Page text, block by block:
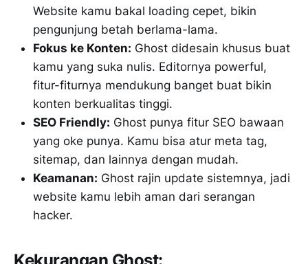
Website kamu bakal loading cepet, bikin
pengunjung betah berlama-lama.
Fokus ke Konten: Ghost didesain khusus buat
kamu yang suka nulis. Editornya powerful,
fitur-fiturnya mendukung banget buat bikin
konten berkualitas tinggi.
SEO Friendly: Ghost punya fitur SEO bawaan
yang oke punya. Kamu bisa atur meta tag,
sitemap, dan lainnya dengan mudah.
Keamanan: Ghost rajin update sistemnya, jadi
website kamu lebih aman dari serangan
hacker.